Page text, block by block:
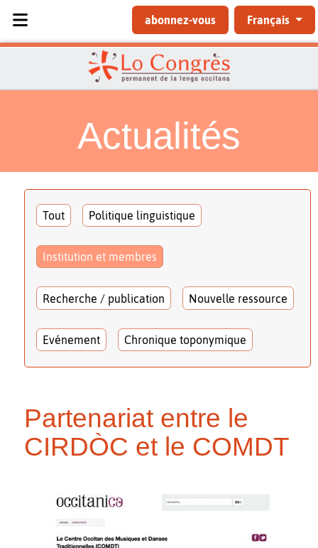
abonnez-vous Français
Actualités
Tout Politique linguistique
Institution et membres
Recherche / publication Nouvelle ressource
Evénement Chronique toponymique
Partenariat entre le
CIRDÒC et le COMDT